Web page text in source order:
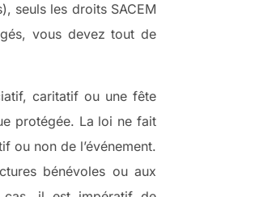
seuls les droits SACEM
vous devez tout de
caritatif ou une fête
protégée. La loi ne fait
ou non de l’événement.
bénévoles ou aux